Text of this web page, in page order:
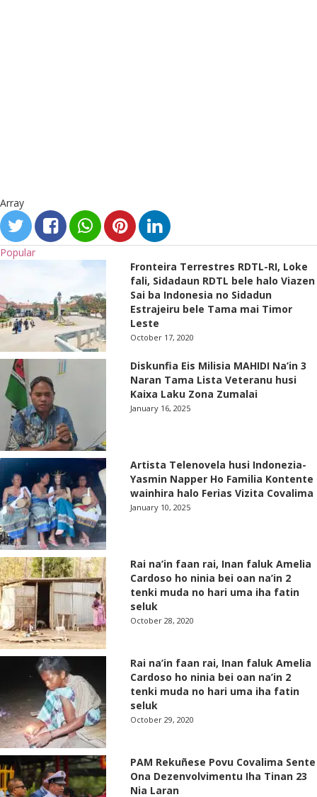
Array
Popular
Fronteira Terrestres RDTL-RI, Loke
fali, Sidadaun RDTL bele halo Viazen
Sai ba Indonesia no Sidadun
Estrajeiru bele Tama mai Timor
Leste
October 17, 2020
Diskunfia Eis Milisia MAHIDI Na’in 3
Naran Tama Lista Veteranu husi
Kaixa Laku Zona Zumalai
January 16, 2025
Artista Telenovela husi Indonezia-
Yasmin Napper Ho Familia Kontente
wainhira halo Ferias Vizita Covalima
January 10, 2025
Rai na’in faan rai, Inan faluk Amelia
Cardoso ho ninia bei oan na’in 2
tenki muda no hari uma iha fatin
seluk
October 28, 2020
Rai na’in faan rai, Inan faluk Amelia
Cardoso ho ninia bei oan na’in 2
tenki muda no hari uma iha fatin
seluk
October 29, 2020
PAM Rekuñese Povu Covalima Sente
Ona Dezenvolvimentu Iha Tinan 23
Nia Laran